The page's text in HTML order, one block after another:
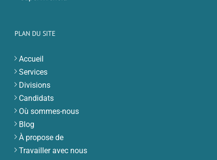
PLAN DU SITE
Accueil
Services
Divisions
Candidats
Où sommes-nous
Blog
À propose de
Travailler avec nous